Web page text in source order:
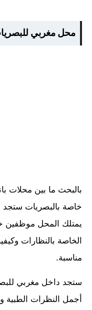
محل مغربي
بالبحث ما بين محلات
خاصة بالبصريات
يمتلك المحل موظفين
الخاصة بالنظارات
مناسبة.
ستجد داخل مغربي
أجمل النظرات الطبية